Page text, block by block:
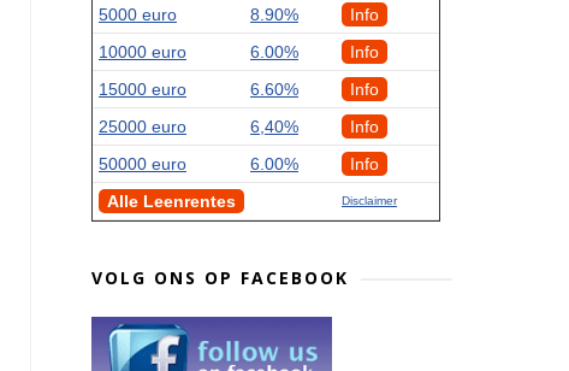
5000 euro
8.90%
Info
10000 euro
6.00%
Info
15000 euro
6.60%
Info
25000 euro
6,40%
Info
50000 euro
6.00%
Info
Alle Leenrentes
Disclaimer
VOLG ONS OP FACEBOOK